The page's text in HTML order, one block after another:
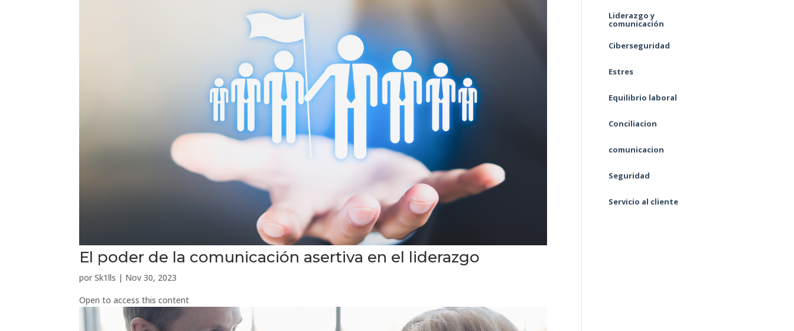
El poder de la comunicación asertiva en el liderazgo
porSk1lls | Nov 30, 2023
Open to access this content
Liderazgo y
comunicación
Ciberseguridad
Estres
Equilibrio laboral
Conciliacion
comunicacion
Seguridad
Servicio al cliente